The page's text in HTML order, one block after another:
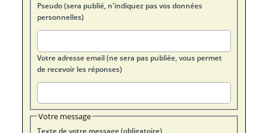
Pseudo (sera publié, n'indiquez pas vos données
personnelles)
Votre adresse email (ne sera pas publiée, vous permet
de recevoir les réponses)
Votre message